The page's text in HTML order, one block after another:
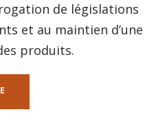
de législations
et au maintien d’une
produits.